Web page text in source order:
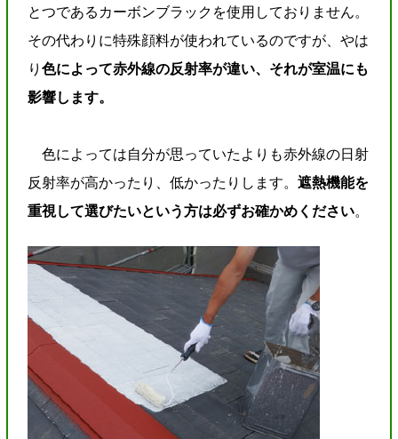
とつであるカーボンブラックを使用しておりません。
その代わりに特殊顔料が使われているのですが、やは
り 色によって赤外線の反射率が違い、それが室温にも
影響します。
色によっては自分が思っていたよりも赤外線の日射
反射率が高かったり、低かったりします。 遮熱機能を
重視して選びたいという方は必ずお確かめください。